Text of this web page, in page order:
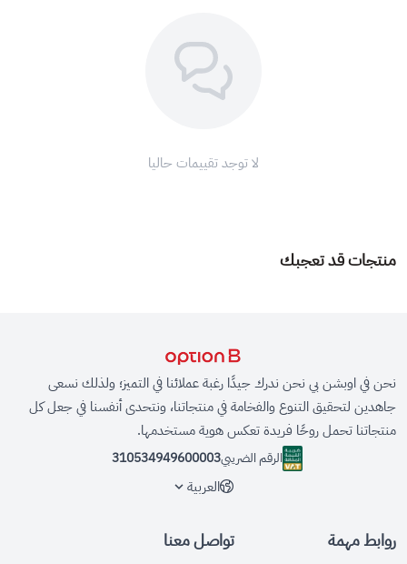
لا توجد تقييمات حاليا
منتجات قد تعجبك
نحن في اوبشن بي نحن ندرك جيدًا رغبة عملائنا في التميز؛ ولذلك نسعى
جاهدين لتحقيق التنوع والفخامة في منتجاتنا، ونتحدى أنفسنا في جعل كل
منتجاتنا تحمل روحًا فريدة تعكس هوية مستخدمها.
الرقم الضريبي310534949600003
العربية
روابط مهمة تواصل معنا